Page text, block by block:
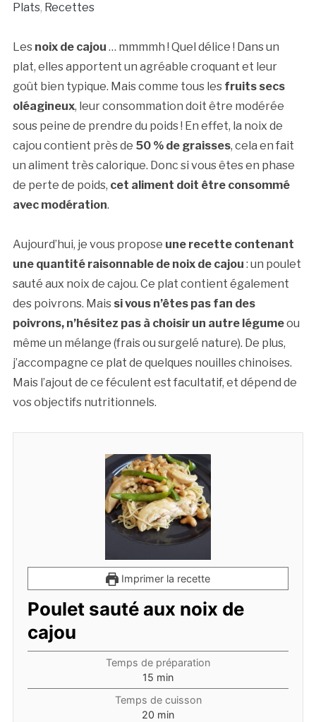
Plats, Recettes
Les noix de cajou … mmmmh ! Quel délice ! Dans un
plat, elles apportent un agréable croquant et leur
goût bien typique. Mais comme tous les fruits secs
oléagineux, leur consommation doit être modérée
sous peine de prendre du poids ! En effet, la noix de
cajou contient près de 50 % de graisses, cela en fait
un aliment très calorique. Donc si vous êtes en phase
de perte de poids, cet aliment doit être consommé
avec modération.
Aujourd’hui, je vous propose une recette contenant
une quantité raisonnable de noix de cajou : un poulet
sauté aux noix de cajou. Ce plat contient également
des poivrons. Mais si vous n’êtes pas fan des
poivrons, n’hésitez pas à choisir un autre légumeou
même un mélange (frais ou surgelé nature). De plus,
j’accompagne ce plat de quelques nouilles chinoises.
Mais l’ajout de ce féculent est facultatif, et dépend de
vos objectifs nutritionnels.
Imprimer la recette
Poulet sauté aux noix de
cajou
Temps de préparation
15 minutes
min
Temps de cuisson
20 minutes
min